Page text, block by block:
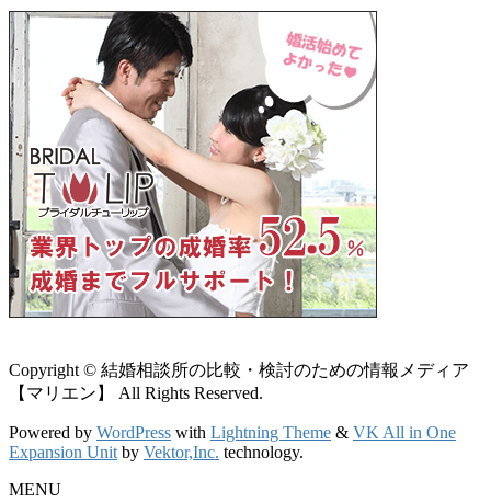
Copyright © 結婚相談所の比較・検討のための情報メディア
【マリエン】 All Rights Reserved.
Powered by WordPress with Lightning Theme & VK All in One
Expansion Unit by Vektor,Inc. technology.
MENU